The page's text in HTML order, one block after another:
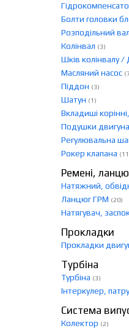
Болти головки
Розподільний вал
Колінвал (3)
Шків колінвалу
Масляний насос
Піддон (3)
Шатун (1)
Вкладиші
Подушки двигуна
Регулювальна
Рокер клапана
Ремені,
Натяжний,
Ланцюг ГРМ (20)
Натягувач,
Прокладки
Прокладки
Турбіна
Турбіна (3)
Інтеркулер,
Система
Колектор (2)